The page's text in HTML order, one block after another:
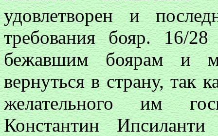
удовлетворен и
требования бояр. 16/
бежавшим боярам и
вернуться в страну, так
желательного им
Константин